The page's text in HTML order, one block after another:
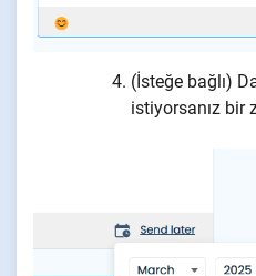
(İsteğe bağlı)
istiyorsanız bir